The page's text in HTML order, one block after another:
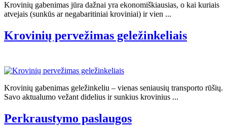
Krovinių gabenimas jūra dažnai yra ekonomiškiausias, o kai kuriais
atvejais (sunkūs ar negabaritiniai kroviniai) ir vien ...
Krovinių pervežimas geležinkeliais
Krovinių gabenimas geležinkeliu – vienas seniausių transporto rūšių.
Savo aktualumo vežant didelius ir sunkius krovinius ...
Perkraustymo paslaugos